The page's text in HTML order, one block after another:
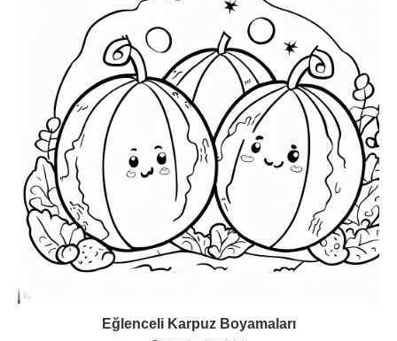
Eğlenceli Karpuz Boyamaları